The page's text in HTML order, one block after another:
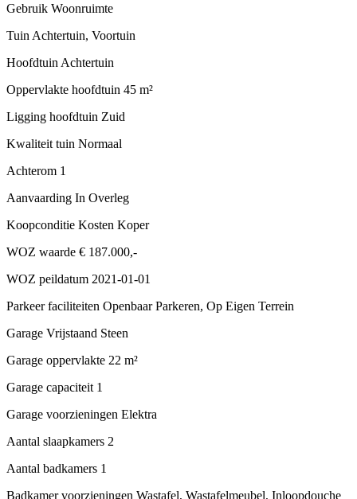
Gebruik Woonruimte
Tuin Achtertuin, Voortuin
Hoofdtuin Achtertuin
Oppervlakte hoofdtuin 45 m²
Ligging hoofdtuin Zuid
Kwaliteit tuin Normaal
Achterom 1
Aanvaarding In Overleg
Koopconditie Kosten Koper
WOZ waarde € 187.000,-
WOZ peildatum 2021-01-01
Parkeer faciliteiten Openbaar Parkeren, Op Eigen Terrein
Garage Vrijstaand Steen
Garage oppervlakte 22 m²
Garage capaciteit 1
Garage voorzieningen Elektra
Aantal slaapkamers 2
Aantal badkamers 1
Badkamer voorzieningen Wastafel, Wastafelmeubel, Inloopdouche